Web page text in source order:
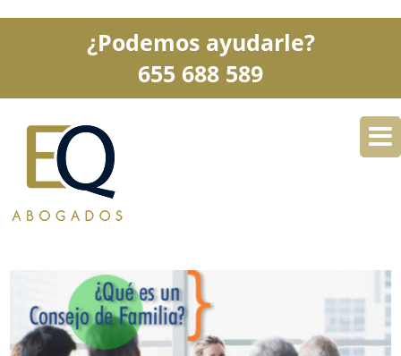
¿Podemos ayudarle?
655 688 589
SERVICIOS
BLOG